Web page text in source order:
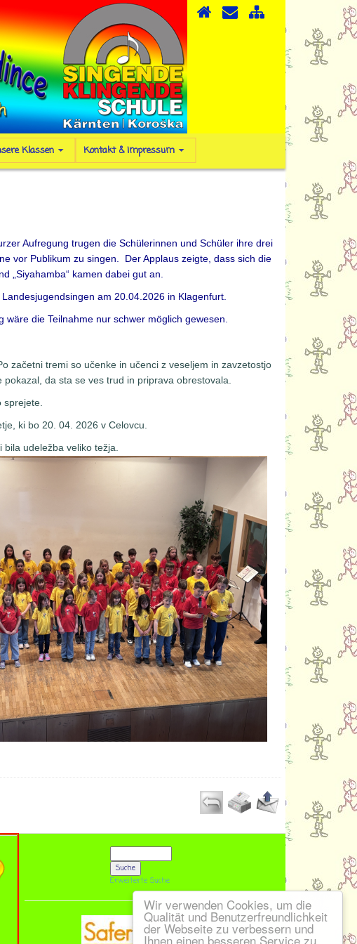
Wir verwenden Cookies, um die
Qualität und Benutzerfreundlichkeit
der Webseite zu verbessern und
Ihnen einen besseren Service zu
Klassen Kontakt & Impressum
Aufregung trugen die Schülerinnen und Schüler ihre drei
vor Publikum zu singen. Der Applaus zeigte, dass sich die
„Siyahamba“ kamen dabei gut an.
am 20.04.2026 in Klagenfurt.
die Teilnahme nur schwer möglich gewesen.
začetni tremi so učenke in učenci z veseljem in zavzetostjo
pokazal, da sta se ves trud in priprava obrestovala.
ki bo 20. 04. 2026 v Celovcu.
udeležba veliko težja.
Erweiterte Suche